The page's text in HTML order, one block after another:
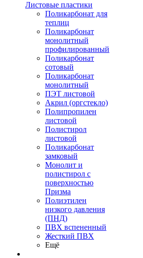
Листовые пластики
Поликарбонат для
теплиц
Поликарбонат
монолитный
профилированный
Поликарбонат
сотовый
Поликарбонат
монолитный
ПЭТ листовой
Акрил (оргстекло)
Полипропилен
листовой
Полистирол
листовой
Поликарбонат
замковый
Монолит и
полистирол с
поверхностью
Призма
Полиэтилен
низкого давления
(ПНД)
ПВХ вспененный
Жесткий ПВХ
Ещё